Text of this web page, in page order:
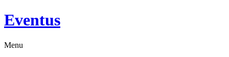
Eventus
Menu